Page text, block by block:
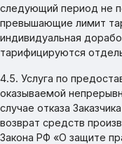
следующий период не
превышающие лимит
индивидуальная
тарифицируются
4.5. Услуга по
оказываемой
случае отказа
возврат средств
Закона РФ «О защите